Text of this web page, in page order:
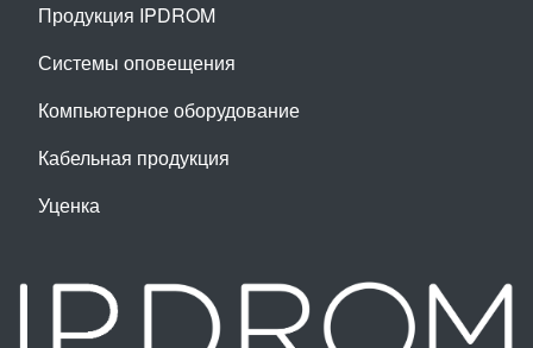
Продукция IPDROM
Системы оповещения
Компьютерное оборудование
Кабельная продукция
Уценка